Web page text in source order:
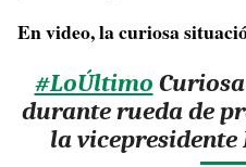
En video, la curiosa
#LoÚltimo
durante rueda de
la